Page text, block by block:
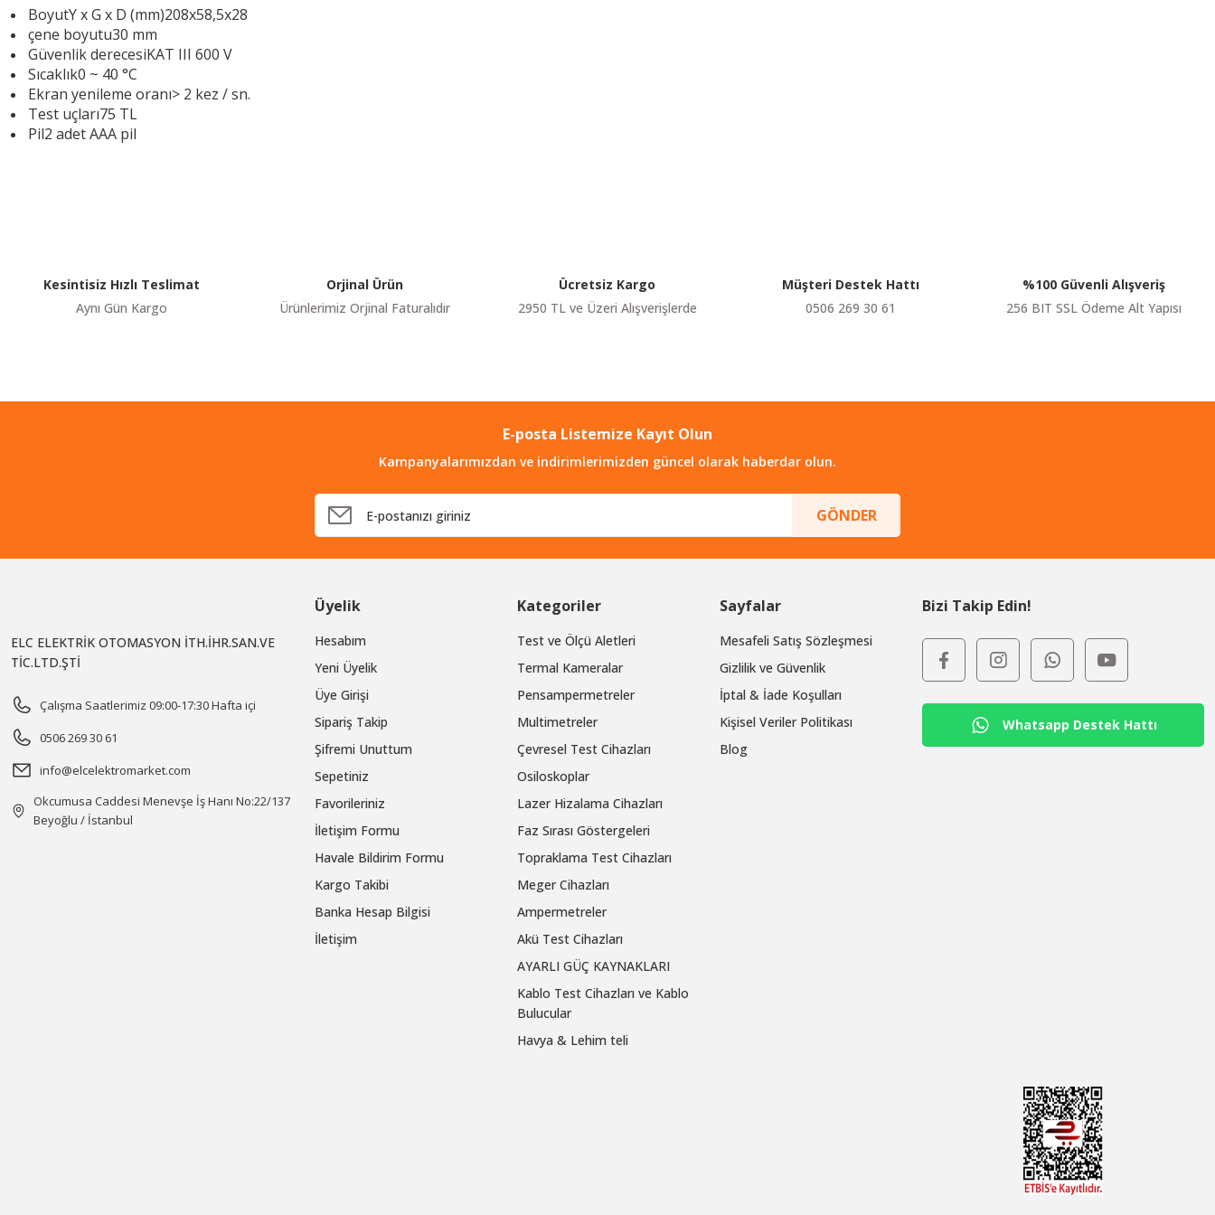
BoyutY x G x D (mm)208x58,5x28
çene boyutu30 mm
Güvenlik derecesiKAT III 600 V
Sıcaklık0 ~ 40 °C
Ekran yenileme oranı> 2 kez / sn.
Test uçları75 TL
Pil2 adet AAA pil
Ürün bilgilerinde hatalar bulunuyor.
Ürün fiyatı diğer sitelerden daha pahalı.
Gönder
Kesintisiz Hızlı Teslimat
Aynı Gün Kargo
Orjinal Ürün
Ürünlerimiz Orjinal Faturalıdır
Ücretsiz Kargo
2950 TL ve Üzeri Alışverişlerde
Müşteri Destek Hattı
0506 269 30 61
%100 Güvenli Alışveriş
256 BIT SSL Ödeme Alt Yapısı
E-posta Listemize Kayıt Olun
Kampanyalarımızdan ve indirimlerimizden güncel olarak haberdar olun.
GÖNDER
ELC ELEKTRİK OTOMASYON İTH.İHR.SAN.VE
TİC.LTD.ŞTİ
Çalışma Saatlerimiz 09:00-17:30 Hafta içi
0506 269 30 61
info@elcelektromarket.com
Okcumusa Caddesi Menevşe İş Hanı No:22/137
Beyoğlu / İstanbul
Üyelik
Hesabım
Yeni Üyelik
Üye Girişi
Sipariş Takip
Şifremi Unuttum
Sepetiniz
Favorileriniz
İletişim Formu
Havale Bildirim Formu
Kargo Takibi
Banka Hesap Bilgisi
İletişim
Kategoriler
Test ve Ölçü Aletleri
Termal Kameralar
Pensampermetreler
Multimetreler
Çevresel Test Cihazları
Osiloskoplar
Lazer Hizalama Cihazları
Faz Sırası Göstergeleri
Topraklama Test Cihazları
Meger Cihazları
Ampermetreler
Akü Test Cihazları
AYARLI GÜÇ KAYNAKLARI
Kablo Test Cihazları ve Kablo
Bulucular
Havya & Lehim teli
Sayfalar
Mesafeli Satış Sözleşmesi
Gizlilik ve Güvenlik
İptal & İade Koşulları
Kişisel Veriler Politikası
Blog
Bizi Takip Edin!
Whatsapp Destek Hattı